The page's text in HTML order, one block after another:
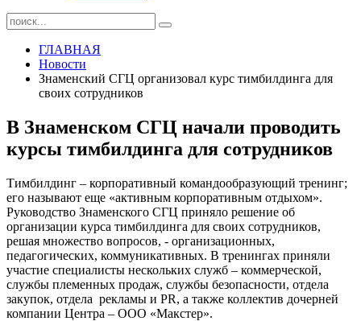
ГЛАВНАЯ
Новости
Знаменский СГЦ организовал курс тимбилдинга для
своих сотрудников
В Знаменском СГЦ начали проводить
курсы тимбилдинга для сотрудников
Тимбилдинг – корпоративный командообразующий тренинг;
его называют еще «активным корпоративным отдыхом».
Руководство Знаменского СГЦ приняло решение об
организации курса тимбилдинга для своих сотрудников,
решая множество вопросов, - организационных,
педагогических, коммуникативных. В тренингах приняли
участие специалисты нескольких служб – коммерческой,
службы племенных продаж, службы безопасности, отдела
закупок, отдела рекламы и PR, а также коллектив дочерней
компании Центра – ООО «Макстер».